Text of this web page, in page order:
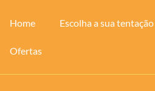
Home Escolha a sua tentação
Ofertas